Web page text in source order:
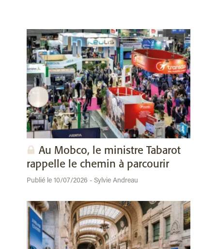
Au Mobco, le ministre Tabarot
rappelle le chemin à parcourir
Publié le 10/07/2026 - Sylvie Andreau